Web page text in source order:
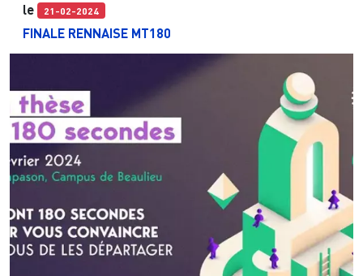
le 21-02-2024
FINALE RENNAISE MT180